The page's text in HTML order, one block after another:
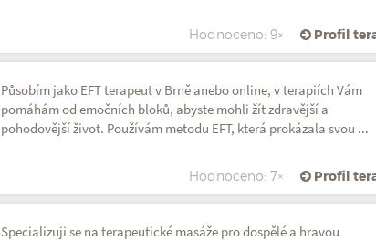
Hodnoceno: 9× Profil
Působím jako EFT terapeut v Brně anebo online, v terapiích Vám
pomáhám od emočních bloků, abyste mohli žít zdravější a
pohodovější život. Používám metodu EFT, která prokázala svou ...
Hodnoceno: 7× Profil
Specializuji se na terapeutické masáže pro dospělé a hravou